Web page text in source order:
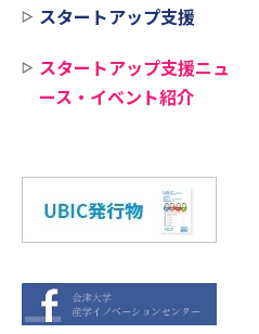
スタートアップ支援
スタートアップ支援ニュ
ース・イベント紹介